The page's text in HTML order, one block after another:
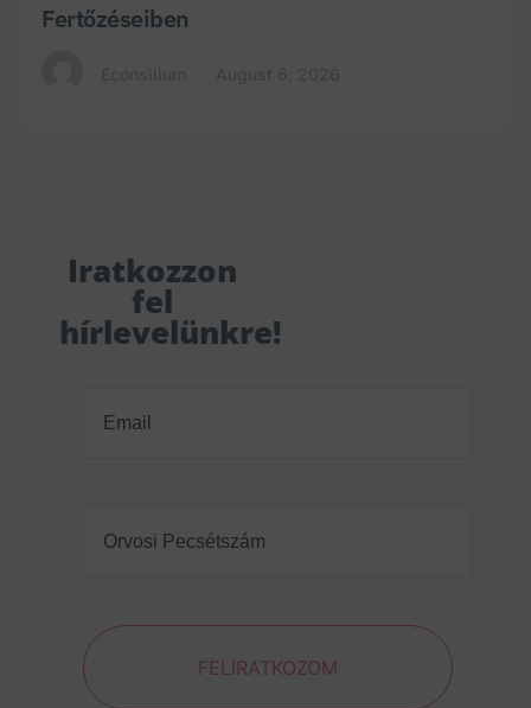
Fertőzéseiben
Iratkozzon
fel
hírlevelünkre!
Pecsétszám(Required)
FELIRATKOZOM